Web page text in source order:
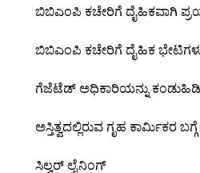
ಬಿಬಿಎಂಪಿ ಕಚೇರಿಗೆ ದೈಹಿಕವಾಗಿ
ಬಿಬಿಎಂಪಿ ಕಚೇರಿಗೆ ದೈಹಿಕ
ಗೆಜೆಟೆಡ್ ಅಧಿಕಾರಿಯನ್ನು
ಅಸ್ತಿತ್ವದಲ್ಲಿರುವ ಗೃಹ ಕಾರ್ಮಿಕರ
ಸಿಲ್ವರ್ ಲೈನಿಂಗ್